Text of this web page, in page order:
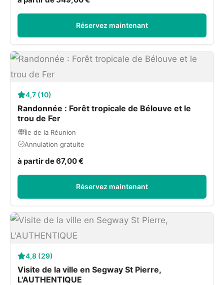
Réservez maintenant
4,7 (10)
Randonnée : Forêt tropicale de Bélouve et le
trou de Fer
Île de la Réunion
Annulation gratuite
à partir de 67,00 €
Réservez maintenant
4,8 (29)
Visite de la ville en Segway St Pierre,
L'AUTHENTIQUE